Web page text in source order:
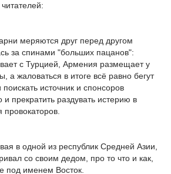
меряются друг перед другом
за спинами "больших пацанов":
с Турцией, Армения размещает у
а жаловаться в итоге всё равно бегут
источник и спонсоров
прекратить раздувать истерию в
в одной из республик Средней Азии,
со своим дедом, про то что и как,
под именем Восток.